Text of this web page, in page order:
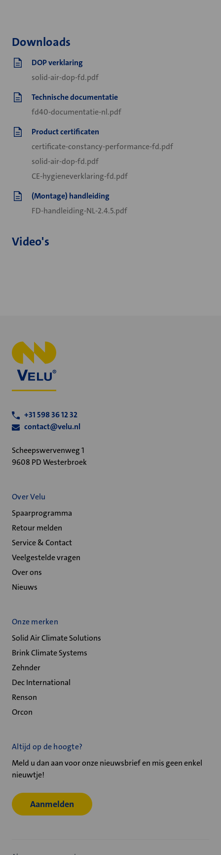
Downloads
DOP verklaring
solid-air-dop-fd.pdf
Technische documentatie
fd40-documentatie-nl.pdf
Product certificaten
certificate-constancy-performance-fd.pdf
solid-air-dop-fd.pdf
CE-hygieneverklaring-fd.pdf
(Montage) handleiding
FD-handleiding-NL-2.4.5.pdf
Video's
+31 598 36 12 32
contact@velu.nl
Scheepswervenweg 1
9608 PD Westerbroek
Over Velu
Spaarprogramma
Retour melden
Service & Contact
Veelgestelde vragen
Over ons
Nieuws
Onze merken
Solid Air Climate Solutions
Brink Climate Systems
Zehnder
Dec International
Renson
Orcon
Altijd op de hoogte?
Meld u dan aan voor onze nieuwsbrief en mis geen enkel
nieuwtje!
Aanmelden